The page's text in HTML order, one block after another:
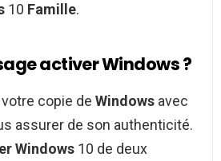
10 Famille.
activer Windows ?
copie de Windows avec
assurer de son authenticité.
Windows 10 de deux